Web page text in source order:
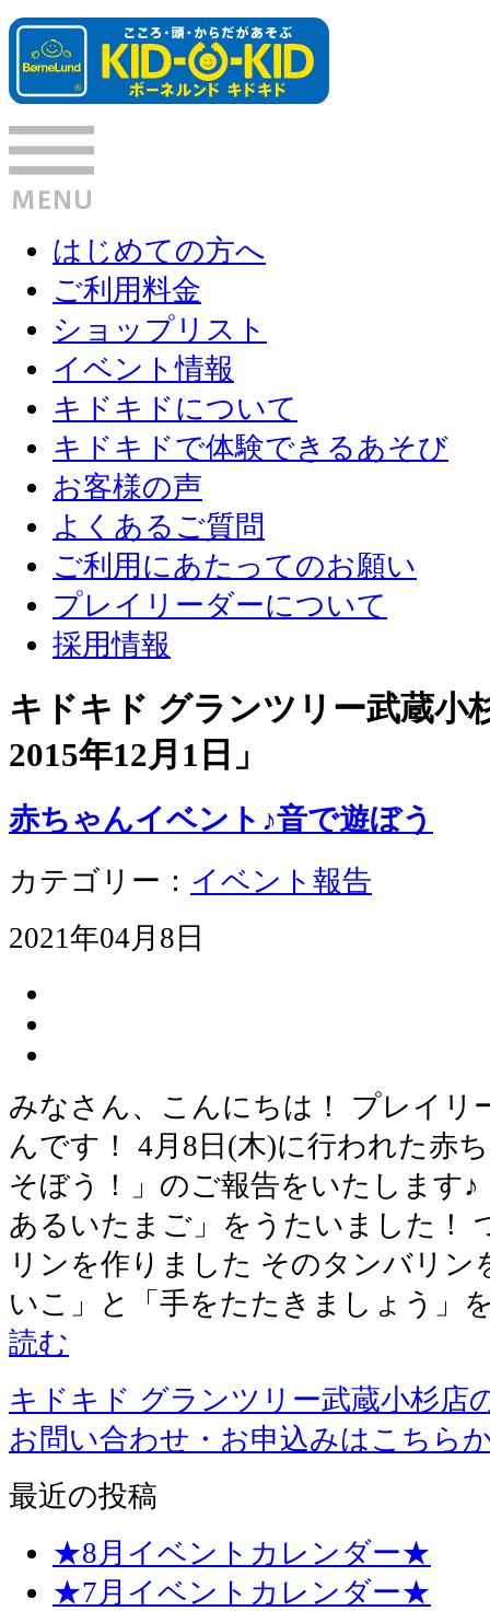
はじめての方へ
ご利用料金
ショップリスト
イベント情報
キドキドについて
キドキドで体験できるあそび
お客様の声
よくあるご質問
ご利用にあたってのお願い
プレイリーダーについて
採用情報
キドキド グランツリー武蔵
2015年12月1日 」
赤ちゃんイベント♪音で遊ぼう
カテゴリー： イベント報告
2021年04月8日
みなさん、こんにちは！ プレイリ
んです！ 4月8日(木)に行われた赤
そぼう！」のご報告をいたします
あるいたまご」をうたいました！
リンを作りました そのタンバリン
いこ」と「手をたたきましょう」
読む
キドキド グランツリー武蔵小杉店
お問い合わせ・お申込みはこちら
最近の投稿
★8月イベントカレンダー★
★7月イベントカレンダー★